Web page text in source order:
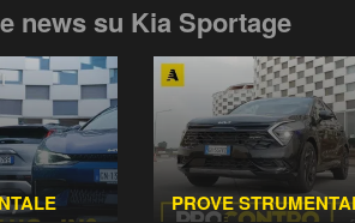
news su Kia Sportage
PROVE